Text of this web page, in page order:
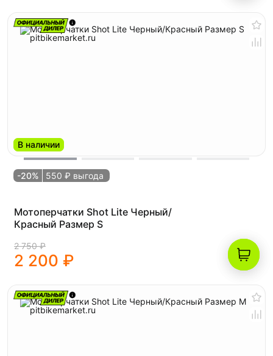
В наличии
-20% 550 ₽ выгода
Мотоперчатки Shot Lite Черный/
Красный Размер S
2 750 ₽
2 200 ₽